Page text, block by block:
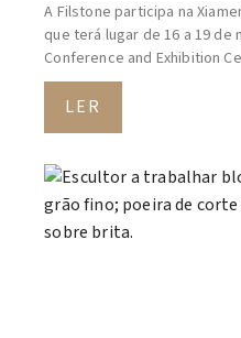
A Filstone participa na
que terá lugar de 16 a 19 de
Conference and Exhibition
LER